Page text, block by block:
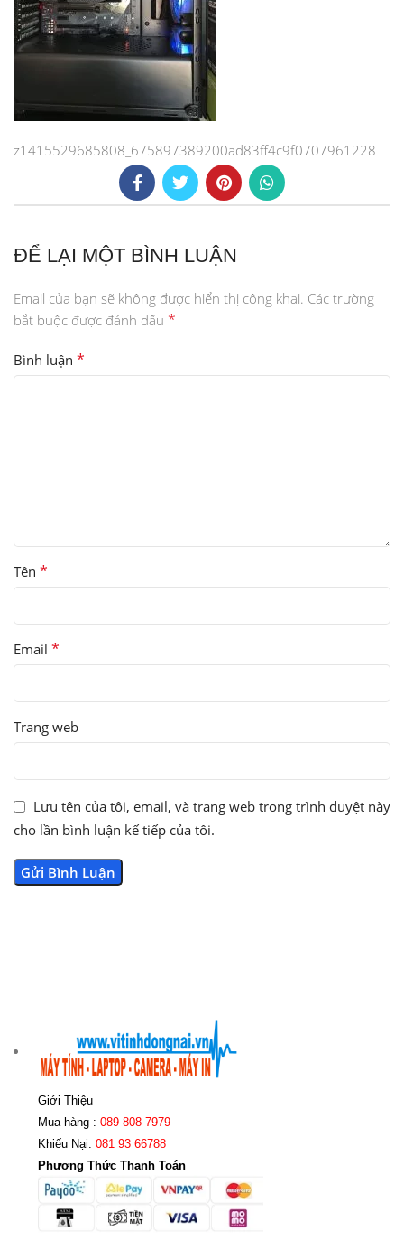
z1415529685808_675897389200ad83ff4c9f0707961228
ĐỂ LẠI MỘT BÌNH LUẬN
Email của bạn sẽ không được hiển thị công khai. Các trường
bắt buộc được đánh dấu *
Bình luận *
Tên *
Email *
Trang web
Lưu tên của tôi, email, và trang web trong trình duyệt này
cho lần bình luận kế tiếp của tôi.
Giới Thiệu
Mua hàng : 089 808 7979
Khiếu Nại: 081 93 66788
Phương Thức Thanh Toán